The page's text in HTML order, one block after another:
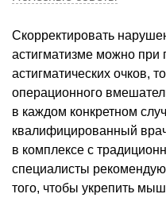
Скорректировать
астигматизме можно
астигматических очков,
операционного
в каждом конкретном
квалифицированный
в комплексе с
специалисты
того, чтобы укрепить